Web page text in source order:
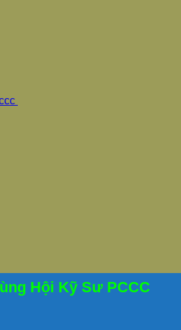
Hội Kỹ Sư PCCC